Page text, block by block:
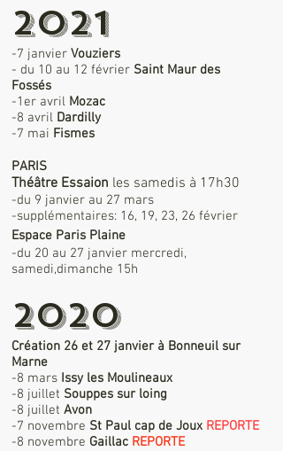
2021
-7 janvier Vouziers
- du 10 au 12 février Saint Maur des
Fossés
-1er avril Mozac
-8 avril Dardilly
-7 mai Fismes
PARIS
Théâtre Essaion les samedis à 17h30
-du 9 janvier au 27 mars
-supplémentaires: 16, 19, 23, 26 février
Espace Paris Plaine
-du 20 au 27 janvier mercredi,
samedi,dimanche 15h
2020
Création 26 et 27 janvier à Bonneuil sur
Marne
-8 mars Issy les Moulineaux
-8 juillet Souppes sur loing
-8 juillet Avon
-7 novembre St Paul cap de Joux REPORTE
-8 novembre Gaillac REPORTE